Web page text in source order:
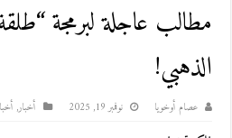
مطالب عاجلة لبرمجة
الذهبي!
عصام أوخويا نوفمبر 19, 2025 أخبار,